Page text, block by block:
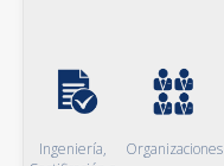
Ingeniería,
Organizaciones